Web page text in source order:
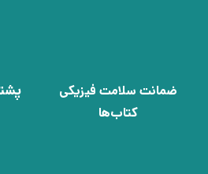
ضمانت سلامت فیزیکی
کتاب‌ها